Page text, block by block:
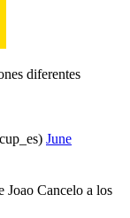
diferentes
June
Joao Cancelo a los